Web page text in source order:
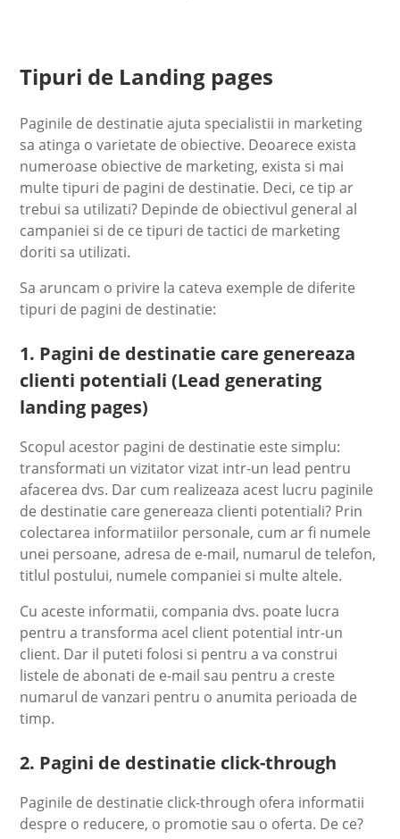
Tipuri de Landing pages
Paginile de destinatie ajuta specialistii in marketing
sa atinga o varietate de obiective. Deoarece exista
numeroase obiective de marketing, exista si mai
multe tipuri de pagini de destinatie. Deci, ce tip ar
trebui sa utilizati? Depinde de obiectivul general al
campaniei si de ce tipuri de tactici de marketing
doriti sa utilizati.
Sa aruncam o privire la cateva exemple de diferite
tipuri de pagini de destinatie:
1. Pagini de destinatie care genereaza
clienti potentiali (Lead generating
landing pages)
Scopul acestor pagini de destinatie este simplu:
transformati un vizitator vizat intr-un lead pentru
afacerea dvs. Dar cum realizeaza acest lucru paginile
de destinatie care genereaza clienti potentiali? Prin
colectarea informatiilor personale, cum ar fi numele
unei persoane, adresa de e-mail, numarul de telefon,
titlul postului, numele companiei si multe altele.
Cu aceste informatii, compania dvs. poate lucra
pentru a transforma acel client potential intr-un
client. Dar il puteti folosi si pentru a va construi
listele de abonati de e-mail sau pentru a creste
numarul de vanzari pentru o anumita perioada de
timp.
2. Pagini de destinatie click-through
Paginile de destinatie click-through ofera informatii
despre o reducere, o promotie sau o oferta. De ce?